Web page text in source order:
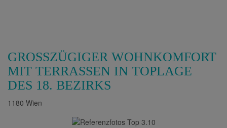
GROSSZÜGIGER WOHNKOMFORT M
IT TERRASSEN IN TOPLAGE D
ES 18. BEZIRKS
1180 Wien